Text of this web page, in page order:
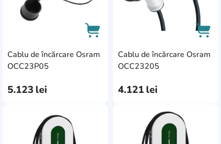
Cablu de încărcare Osram
OCC23P05
5.123 lei
AddCardToCart
Cablu de încărcare Osram
OCC23205
4.121lei
AddCardToFavourite